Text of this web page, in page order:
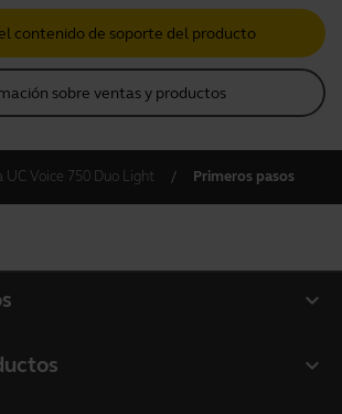
contenido de soporte del producto
sobre ventas y productos
UC Voice 750 Duo Light Primeros pasos
expand_more
expand_more